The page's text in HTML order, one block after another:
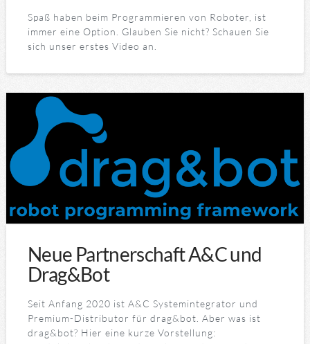
Spaß haben beim Programmieren von Roboter, ist
immer eine Option. Glauben Sie nicht? Schauen Sie
sich unser erstes Video an.
Neue Partnerschaft A&C und
Drag&Bot
Seit Anfang 2020 ist A&C Systemintegrator und
Premium-Distributor für drag&bot. Aber was ist
drag&bot? Hier eine kurze Vorstellung: